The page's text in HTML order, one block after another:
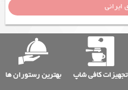
تجهیزات کافی شاپ بهترین رستوران ها